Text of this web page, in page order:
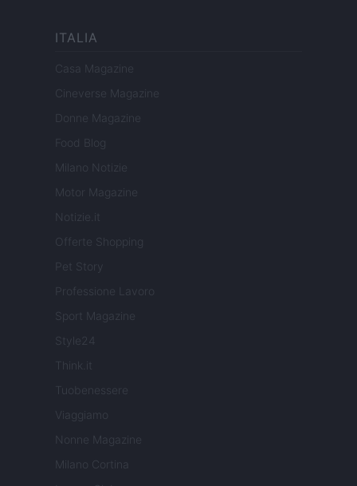
ITALIA
Casa Magazine
Cineverse Magazine
Donne Magazine
Food Blog
Milano Notizie
Motor Magazine
Notizie.it
Offerte Shopping
Pet Story
Professione Lavoro
Sport Magazine
Style24
Think.it
Tuobenessere
Viaggiamo
Nonne Magazine
Milano Cortina